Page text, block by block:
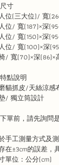
寸
位(三大位)/ 寬
位/ 寬(187)×深
位/ 寬(150)×深
位/ 寬(100)×深
/ 寬(70)×深(86)×
點說明
貓抓皮/天絲涼感
/ 獨立筒設計
單前，請先詢問
手工測量方式及
在±3cm的誤差，
單位：公分(cm)